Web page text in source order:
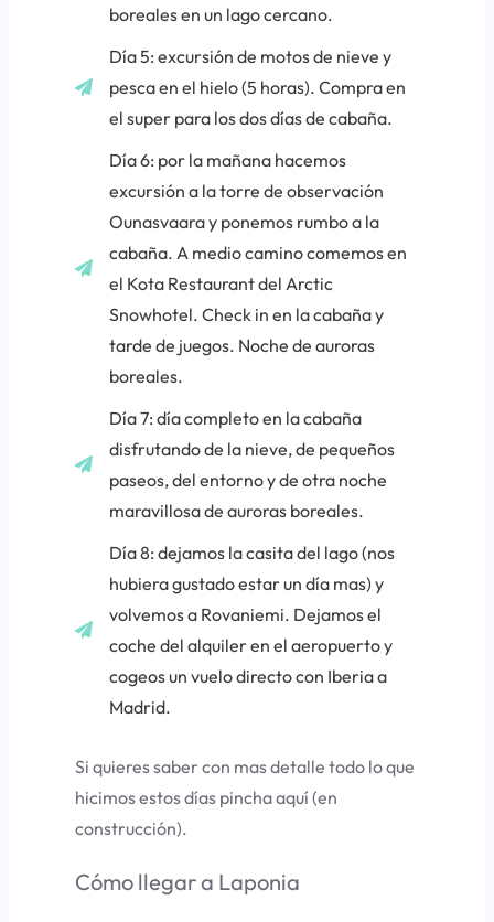
boreales en un lago cercano.
Día 5: excursión de motos de nieve y
pesca en el hielo (5 horas). Compra en
el super para los dos días de cabaña.
Día 6: por la mañana hacemos
excursión a la torre de observación
Ounasvaara y ponemos rumbo a la
cabaña. A medio camino comemos en
el Kota Restaurant del Arctic
Snowhotel. Check in en la cabaña y
tarde de juegos. Noche de auroras
boreales.
Día 7: día completo en la cabaña
disfrutando de la nieve, de pequeños
paseos, del entorno y de otra noche
maravillosa de auroras boreales.
Día 8: dejamos la casita del lago (nos
hubiera gustado estar un día mas) y
volvemos a Rovaniemi. Dejamos el
coche del alquiler en el aeropuerto y
cogeos un vuelo directo con Iberia a
Madrid.
Si quieres saber con mas detalle todo lo que
hicimos estos días pincha aquí (en
construcción).
Cómo llegar a Laponia